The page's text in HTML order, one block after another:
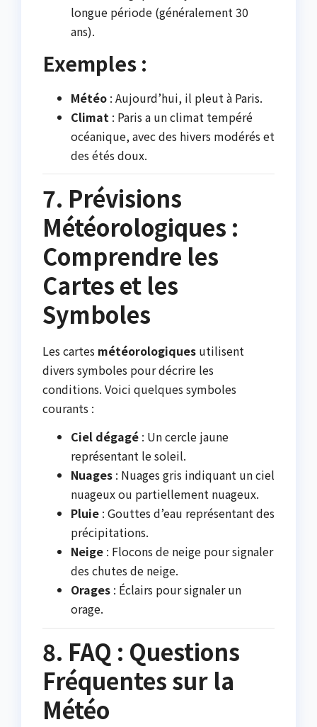
longue période (généralement 30
ans).
Exemples :
Météo : Aujourd’hui, il pleut à Paris.
Climat : Paris a un climat tempéré
océanique, avec des hivers modérés et
des étés doux.
7. Prévisions
Météorologiques :
Comprendre les
Cartes et les
Symboles
Les cartes météorologiques utilisent
divers symboles pour décrire les
conditions. Voici quelques symboles
courants :
Ciel dégagé : Un cercle jaune
représentant le soleil.
Nuages : Nuages gris indiquant un ciel
nuageux ou partiellement nuageux.
Pluie : Gouttes d’eau représentant des
précipitations.
Neige : Flocons de neige pour signaler
des chutes de neige.
Orages : Éclairs pour signaler un
orage.
8. FAQ : Questions
Fréquentes sur la
Météo